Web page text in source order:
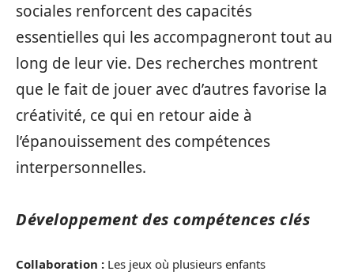
sociales renforcent des capacités
essentielles qui les accompagneront tout au
long de leur vie. Des recherches montrent
que le fait de jouer avec d’autres favorise la
créativité, ce qui en retour aide à
l’épanouissement des compétences
interpersonnelles.
Développement des compétences clés
Collaboration : Les jeux où plusieurs enfants